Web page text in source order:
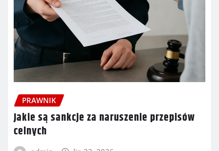
PRAWNIK
Jakie są sankcje za naruszenie przepisów
celnych